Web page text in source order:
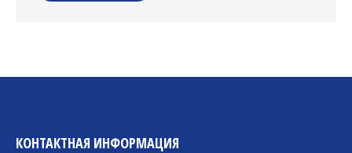
КОНТАКТНАЯ ИНФОРМАЦИЯ